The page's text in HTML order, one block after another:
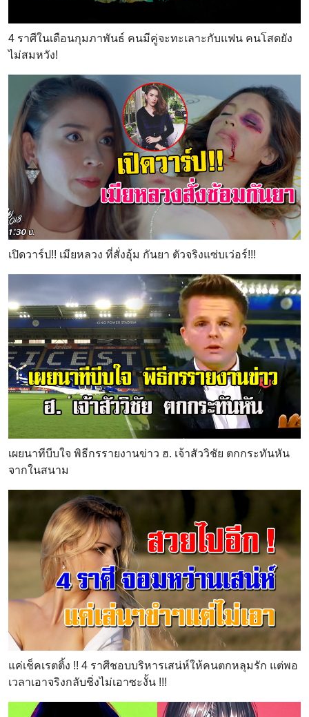
4 ราศีในเดือนกุมภาพันธ์ คนมีคู่จะทะเลาะกับแฟน คนโสดยัง
ไม่สมหวัง!
เปิดวาร์ป!! เมียหลวง ที่สั่งอุ้ม กันยา ตัวจริงแซ่บเว่อร์!!!
เผยนาทีบีบใจ พิธีกรรายงานข่าว ฮ. เจ้าสัววิชัย ตกกระทันหัน
จากในสนาม
แค่เช็คเรตติ้ง !! 4 ราศีชอบบริหารเสน่ห์ให้คนตกหลุมรัก แต่พอ
เวลาเอาจริงกลับชิ่งไม่เอาซะงั้น !!!